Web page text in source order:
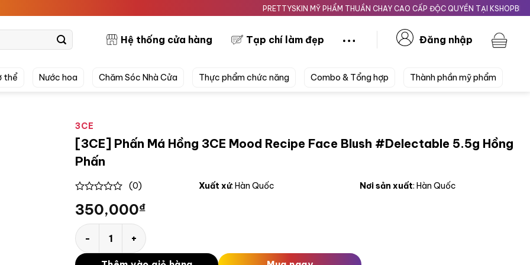
PRETTYSKIN MỸ PHẨM THUẦN CHAY CAO CẤP ĐỘC QUYỀN TẠI KSHOPBEAUTY.VN
Hệ thống cửa hàng Tạp chí làm đẹp Đăng nhập
thể Nước hoa Chăm Sóc Nhà Cửa Thực phẩm chức năng Combo & Tổng hợp Thành phần mỹ phẩm
3CE
[3CE] Phấn Má Hồng 3CE Mood Recipe Face Blush #Delectable 5.5g Hồng
Phấn
out
5
(0) Xuất xứ: Hàn Quốc Nơi sản xuất: Hàn Quốc
350,000₫
[3CE] Phấn Má Hồng 3CE Mood Recipe Face Blush #Delectable 5.5g Hồng Phấn số lượng